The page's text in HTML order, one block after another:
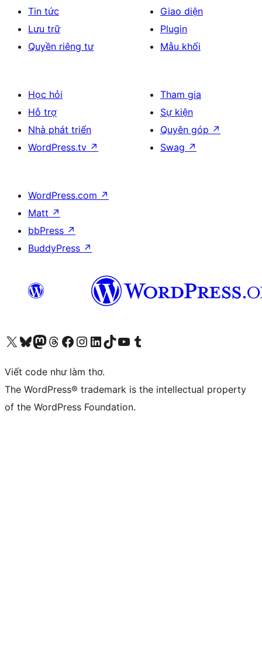
Tin tức
Lưu trữ
Quyền riêng tư
Giao diện
Plugin
Mẫu khối
Học hỏi
Hỗ trợ
Nhà phát triển
WordPress.tv ↗
Tham gia
Sự kiện
Quyên góp ↗
Swag ↗
WordPress.com ↗
Matt ↗
bbPress ↗
BuddyPress ↗
Truy cập tài khoản X (trước đây là Twitter) của chúng tôiVisit our Bluesky account
Visit our Mastodon account
Visit our Threads account
Xem trang Facebook của chúng tôiTruy cập tài khoản Instagram của chúng tôiTruy cập tài khoản LinkedIn của chúng tôiVisit our TikTok account
Truy cập kênh YouTube của chúng tôi Visit our Tumblr account
Viết code như làm thơ.
The WordPress® trademark is the intellectual property
of the WordPress Foundation.